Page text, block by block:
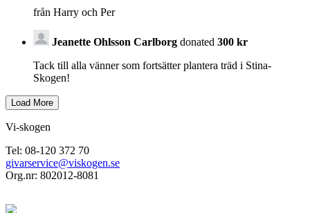
från Harry och Per
Jeanette Ohlsson Carlborg donated 300 kr
Tack till alla vänner som fortsätter plantera träd i Stina-
Skogen!
Vi-skogen
Tel: 08-120 372 70
givarservice@viskogen.se
Org.nr: 802012-8081